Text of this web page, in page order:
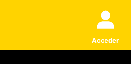
Acceder